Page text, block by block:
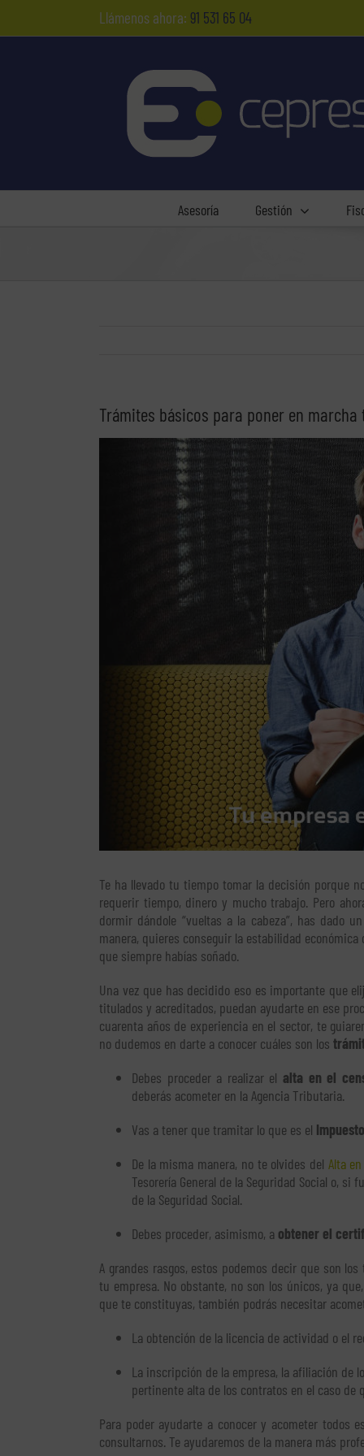
Llámenos ahora: 91 531 65 04
Asesoría Gestión
Trámites básicos para poner en marcha
Te ha llevado tu tiempo tomar la decisión porque
requerir tiempo, dinero y mucho trabajo. Pero
dormir dándole “vueltas a la cabeza”, has dado
manera, quieres conseguir la estabilidad
que siempre habías soñado.
Una vez que has decidido eso es importante que
titulados y acreditados, puedan ayudarte en ese
cuarenta años de experiencia en el sector, te
no dudemos en darte a conocer cuáles son los
Debes proceder a realizar el alta en el
deberás acometer en la Agencia Tributaria.
Vas a tener que tramitar lo que es el
De la misma manera, no te olvides del Alta
Tesorería General de la Seguridad Social o,
de la Seguridad Social.
Debes proceder, asimismo, a obtener el
A grandes rasgos, estos podemos decir que son
tu empresa. No obstante, no son los únicos, ya
que te constituyas, también podrás necesitar
La obtención de la licencia de actividad o el
La inscripción de la empresa, la afiliación de
pertinente alta de los contratos en el caso de
Para poder ayudarte a conocer y acometer todos
consultarnos. Te ayudaremos de la manera más